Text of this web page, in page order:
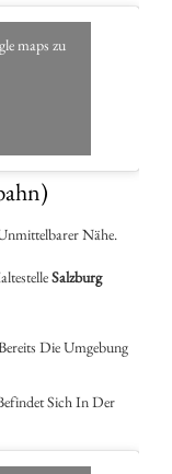
Nähe.